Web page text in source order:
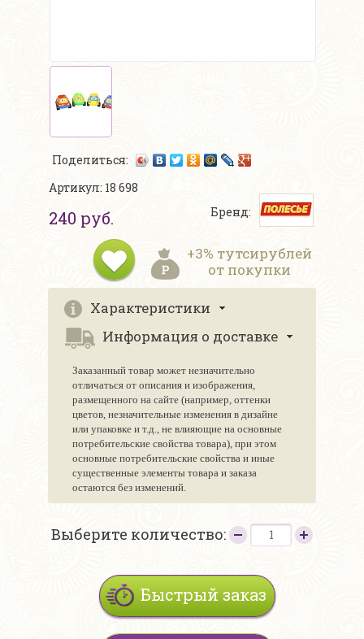
Поделиться:
Артикул: 18 698
240 руб. Бренд:
+3% тутсирублей
от покупки
Характеристики
Информация о доставке
Заказанный товар может незначительно
отличаться от описания и изображения,
размещенного на сайте (например, оттенки
цветов, незначительные изменения в дизайне
или упаковке и т.д., не влияющие на основные
потребительские свойства товара), при этом
основные потребительские свойства и иные
существенные элементы товара и заказа
остаются без изменений.
Выберите количество:
Быстрый заказ